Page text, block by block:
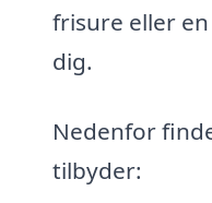
frisure eller
dig.
Nedenfor
tilbyder: